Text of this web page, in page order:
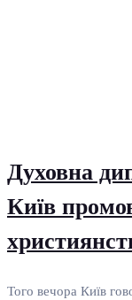
Духовна
Київ
Того вечора Київ